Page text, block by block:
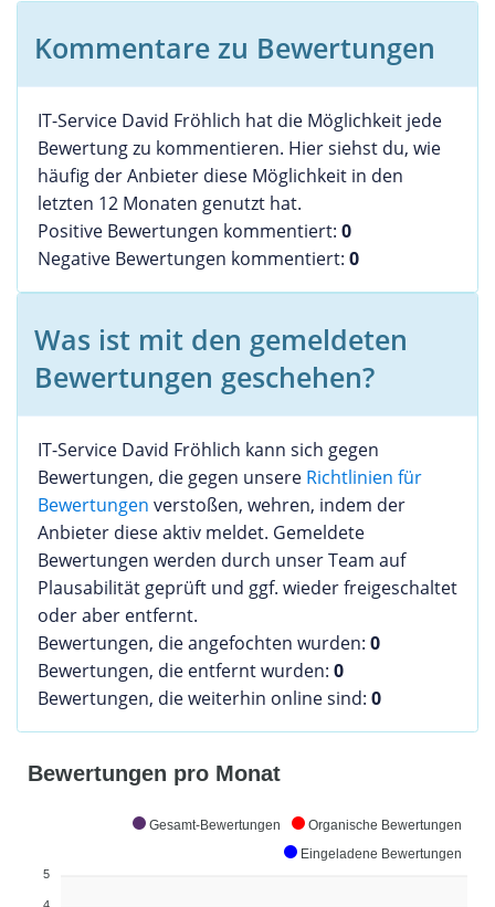
Kommentare zu Bewertungen
IT-Service David Fröhlich hat die Möglichkeit jede
Bewertung zu kommentieren. Hier siehst du, wie
häufig der Anbieter diese Möglichkeit in den
letzten 12 Monaten genutzt hat.
Positive Bewertungen kommentiert: 0
Negative Bewertungen kommentiert: 0
Was ist mit den gemeldeten
Bewertungen geschehen?
IT-Service David Fröhlich kann sich gegen
Bewertungen, die gegen unsere Richtlinien für
Bewertungen verstoßen, wehren, indem der
Anbieter diese aktiv meldet. Gemeldete
Bewertungen werden durch unser Team auf
Plausabilität geprüft und ggf. wieder freigeschaltet
oder aber entfernt.
Bewertungen, die angefochten wurden: 0
Bewertungen, die entfernt wurden: 0
Bewertungen, die weiterhin online sind: 0
Gesamt-Bewertungen
Organische Bewertungen
Eingeladene Bewertungen
Bewertungen pro Monat
5